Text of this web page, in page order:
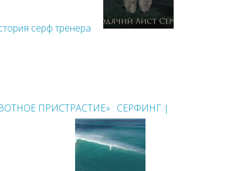
серф тренера
ПРИСТРАСТИЕ» : СЕРФИНГ |